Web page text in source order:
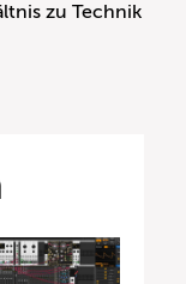
zu Technik